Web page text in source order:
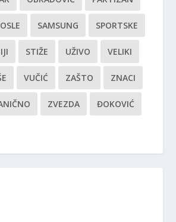
SAMSUNG SPORTSKE
STIŽE UŽIVO VELIKI
VUČIĆ ZAŠTO ZNACI
ZVEZDA ĐOKOVIĆ